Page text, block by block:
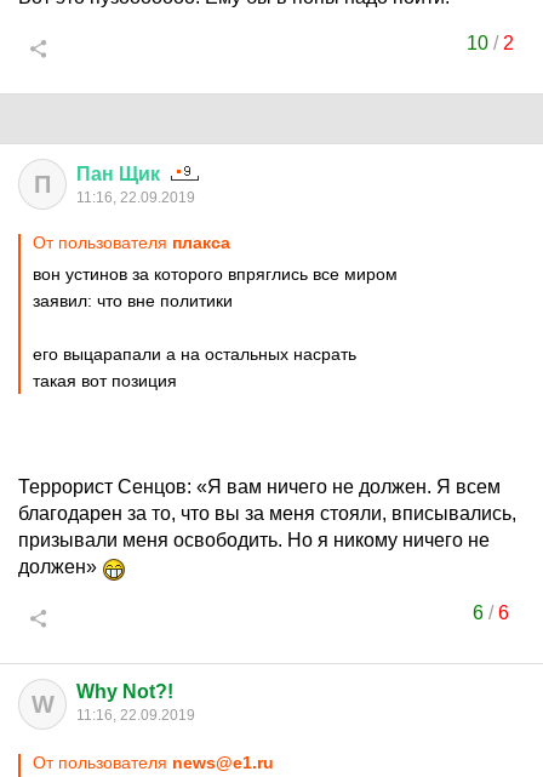
10 / 2
П Пан Щик
11:16, 22.09.2019
От пользователя плакcа
вон устинов за которого впряглись все миром
заявил: что вне политики
его выцарапали а на остальных насрать
такая вот позиция
Террорист Сенцов: «Я вам ничего не должен. Я всем
благодарен за то, что вы за меня стояли, вписывались,
призывали меня освободить. Но я никому ничего не
должен»
6/6
W Why Not?!
11:16, 22.09.2019
От пользователя news@e1.ru